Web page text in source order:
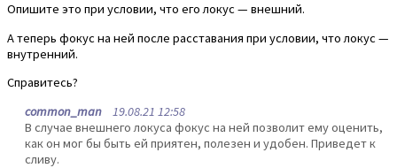
Опишите это при условии, что его локус — внешний.
А теперь фокус на ней после расставания при условии, что локус —
внутренний.
Справитесь?
common_man 19.08.21 12:58
В случае внешнего локуса фокус на ней позволит ему оценить,
как он мог бы быть ей приятен, полезен и удобен. Приведет к
сливу.